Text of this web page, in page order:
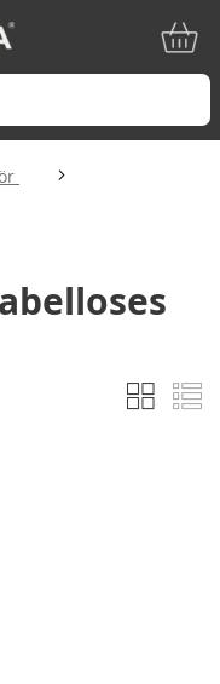
Anzeigen
als
Liste